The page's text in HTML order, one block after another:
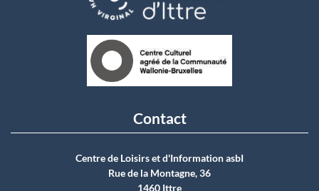
Contact
Centre de Loisirs et d'Information asbI
Rue de la Montagne, 36
1460 Ittre